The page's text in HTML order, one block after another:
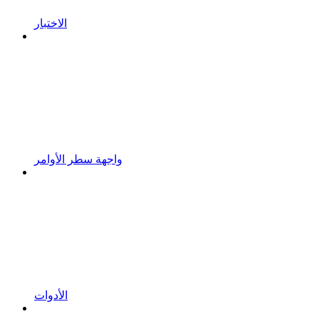
الاختبار
واجهة سطر الأوامر
الأدوات